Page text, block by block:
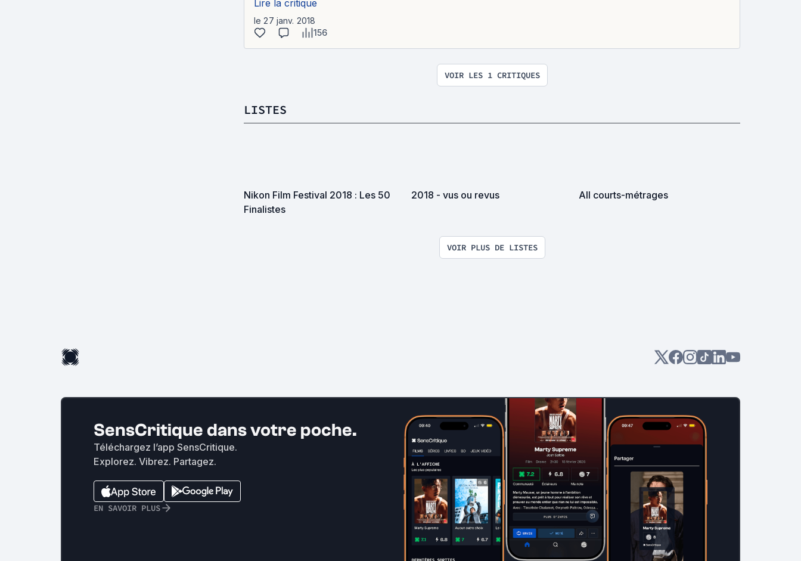
Lire la critique
le 27 janv. 2018
156
VOIR LES 1 CRITIQUES
LISTES
Nikon Film Festival 2018 : Les 50
Finalistes
2018 - vus ou revus All courts-métrages
VOIR PLUS DE LISTES
SensCritique dans votre poche.
Téléchargez l’app SensCritique.
Explorez. Vibrez. Partagez.
EN SAVOIR PLUS